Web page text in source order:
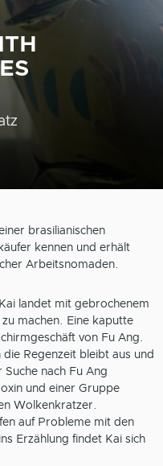
brasilianischen
kennen und erhält
Arbeitsnomaden.
landet mit gebrochenem
machen. Eine kaputte
von Fu Ang.
Regenzeit bleibt aus und
nach Fu Ang
und einer Gruppe
Wolkenkratzer.
auf Probleme mit den
Erzählung findet Kai sich